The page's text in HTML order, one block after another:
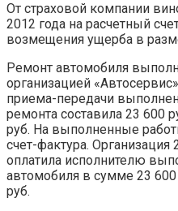
От страховой компании
2012 года на расчетный
возмещения ущерба в
Ремонт автомобиля
организацией
приема-передачи
ремонта составила 23 600
руб. На выполненные
счет-фактура. Организация
оплатила исполнителю
автомобиля в сумме 23
руб.